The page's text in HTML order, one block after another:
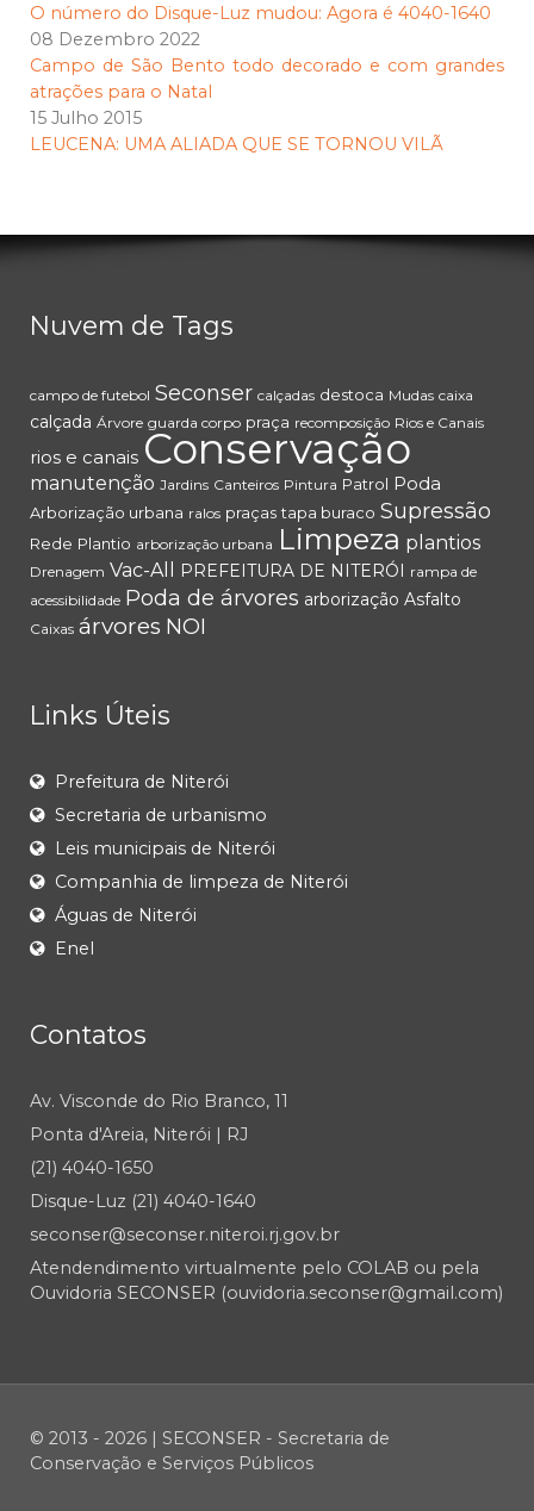
O número do Disque-Luz mudou: Agora é 4040-1640
08 Dezembro 2022
Campo de São Bento todo decorado e com grandes
atrações para o Natal
15 Julho 2015
LEUCENA: UMA ALIADA QUE SE TORNOU VILÃ
Nuvem de Tags
campo de futebol Seconser calçadas destoca Mudas caixa
calçada Árvore guarda corpo praça recomposição Rios e Canais
rios e canais Conservação
manutenção Jardins Canteiros Pintura Patrol Poda
Arborização urbana ralos praças tapa buraco Supressão
Rede Plantio arborização urbana Limpeza plantios
Drenagem Vac-All PREFEITURA DE NITERÓI
rampa de
acessibilidade Poda de árvores arborização Asfalto
Caixas árvores NOI
Links Úteis
Prefeitura de Niterói
Secretaria de urbanismo
Leis municipais de Niterói
Companhia de limpeza de Niterói
Águas de Niterói
Enel
Contatos
Av. Visconde do Rio Branco, 11
Ponta d'Areia, Niterói | RJ
(21) 4040-1650
Disque-Luz (21) 4040-1640
seconser@seconser.niteroi.rj.gov.br
Atendendimento virtualmente pelo COLAB ou pela
Ouvidoria SECONSER (ouvidoria.seconser@gmail.com)
© 2013 - 2026 | SECONSER - Secretaria de
Conservação e Serviços Públicos